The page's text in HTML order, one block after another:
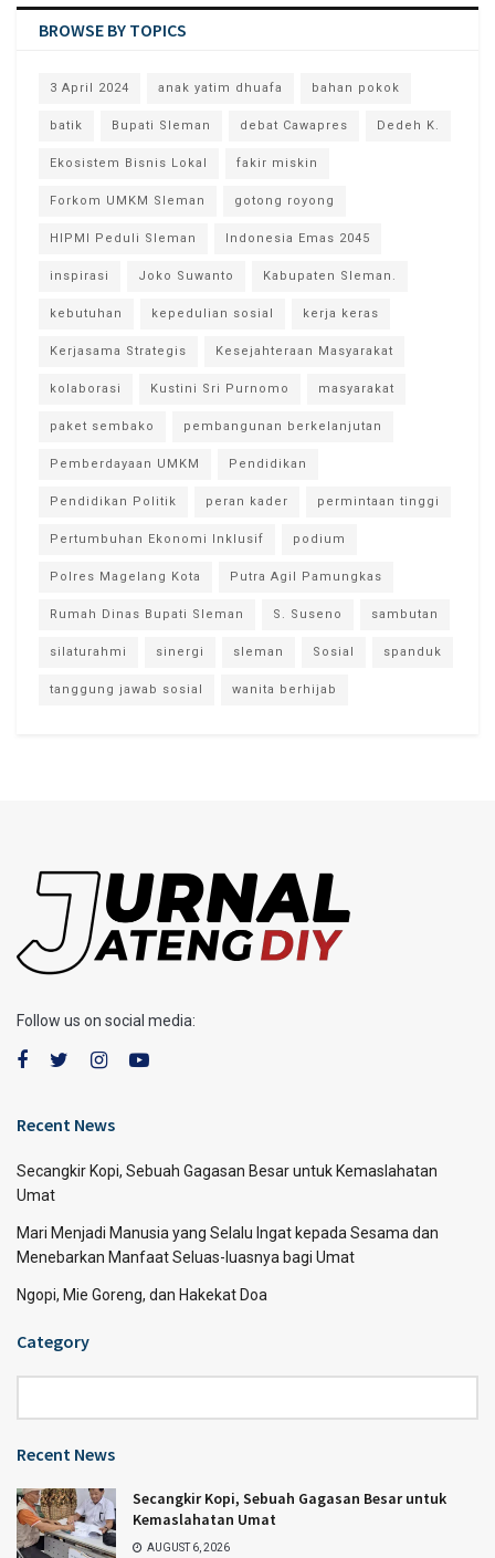
BROWSE BY TOPICS
3 April 2024 anak yatim dhuafa bahan pokok
batik Bupati Sleman debat Cawapres Dedeh K.
Ekosistem Bisnis Lokal fakir miskin
Forkom UMKM Sleman gotong royong
HIPMI Peduli Sleman Indonesia Emas 2045
inspirasi Joko Suwanto Kabupaten Sleman.
kebutuhan kepedulian sosial kerja keras
Kerjasama Strategis Kesejahteraan Masyarakat
kolaborasi Kustini Sri Purnomo masyarakat
paket sembako pembangunan berkelanjutan
Pemberdayaan UMKM Pendidikan
Pendidikan Politik peran kader permintaan tinggi
Pertumbuhan Ekonomi Inklusif podium
Polres Magelang Kota Putra Agil Pamungkas
Rumah Dinas Bupati Sleman S. Suseno sambutan
silaturahmi sinergi sleman Sosial spanduk
tanggung jawab sosial wanita berhijab
Follow us on social media:
Recent News
Secangkir Kopi, Sebuah Gagasan Besar untuk Kemaslahatan
Umat
Mari Menjadi Manusia yang Selalu Ingat kepada Sesama dan
Menebarkan Manfaat Seluas-luasnya bagi Umat
Ngopi, Mie Goreng, dan Hakekat Doa
Category
Recent News
Secangkir Kopi, Sebuah Gagasan Besar untuk
Kemaslahatan Umat
AUGUST 6, 2026